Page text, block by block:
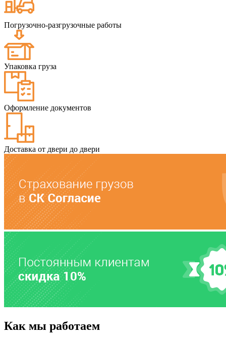
Погрузочно-разгрузочные работы
Упаковка груза
Оформление документов
Доставка от двери до двери
Как мы работаем